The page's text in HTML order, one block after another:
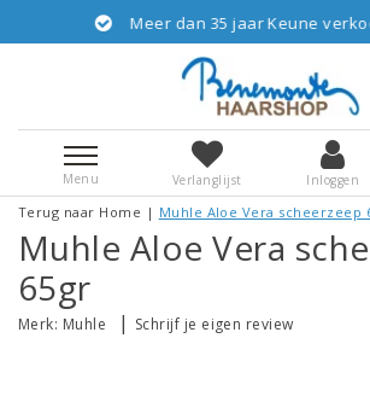
dan 35 jaar Keune verkooppunt
Menu Verlanglijst Inloggen
Terug naar Home | Muhle Aloe Vera scheerzeep
Muhle Aloe Vera
65gr
Merk: Muhle | Schrijf je eigen review